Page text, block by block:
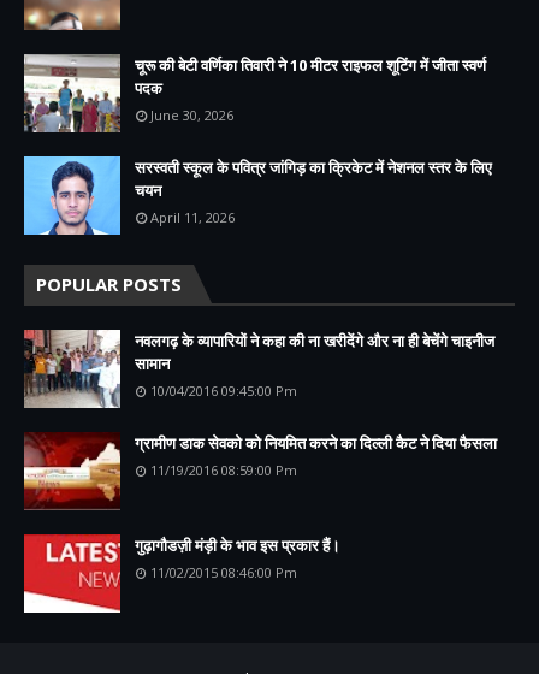
चूरू की बेटी वर्णिका तिवारी ने 10 मीटर राइफल शूटिंग में जीता स्वर्ण
पदक
June 30, 2026
सरस्वती स्कूल के पवित्र जांगिड़ का क्रिकेट में नेशनल स्तर के लिए
चयन
April 11, 2026
POPULAR POSTS
नवलगढ़ के व्यापारियों ने कहा की ना खरीदेंगे और ना ही बेचेंगे चाइनीज
सामान
10/04/2016 09:45:00 Pm
ग्रामीण डाक सेवको को नियमित करने का दिल्ली कैट ने दिया फैसला
11/19/2016 08:59:00 Pm
गुढ़ागौडज़ी मंड़ी के भाव इस प्रकार हैं।
11/02/2015 08:46:00 Pm